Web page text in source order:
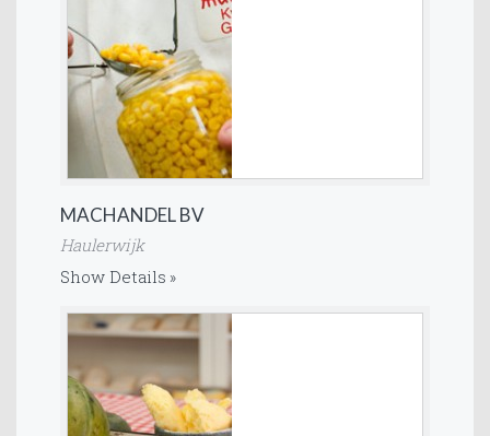
MACHANDEL BV
Haulerwijk
Show Details